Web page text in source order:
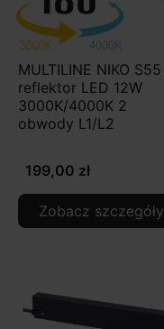
MULTILINE NIKO S55
reflektor LED 12W
3000K/4000K 2
obwody L1/L2
199,00 zł
Zobacz szczegóły